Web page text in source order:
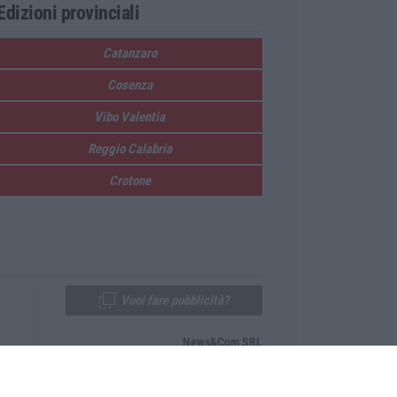
provinciali
Catanzaro
Cosenza
Vibo Valentia
Reggio Calabria
Crotone
News&Com SRL